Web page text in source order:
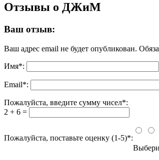
Отзывы о ДЖиМ
Ваш отзыв:
Ваш адрес email не будет опубликован.
Имя*:
Email*:
Пожалуйста, введите сумму чисел*:
2 + 6 =
Пожалуйста, поставьте оценку (1-5)*: